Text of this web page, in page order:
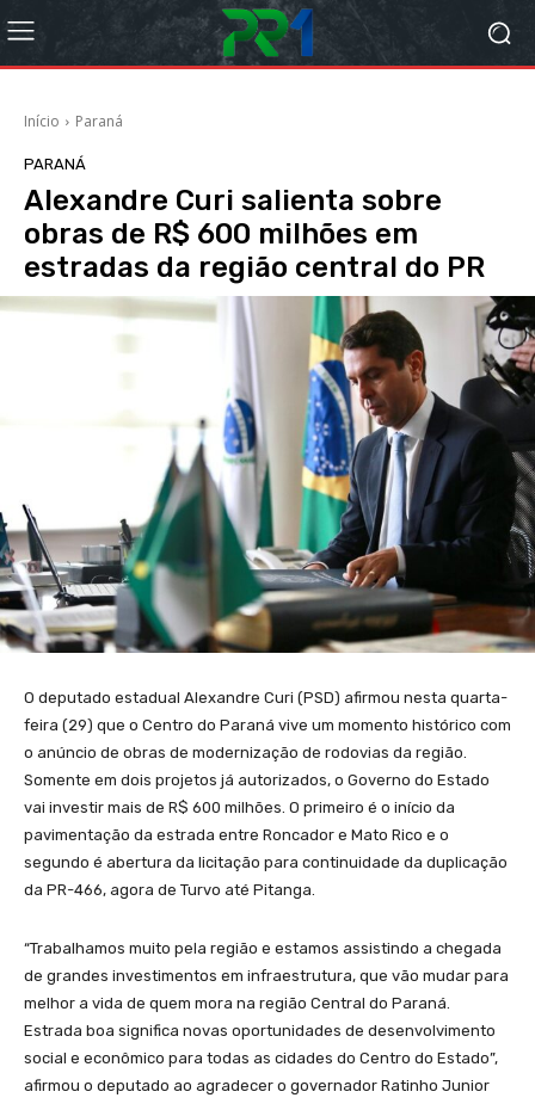
Início Paraná
PARANÁ
Alexandre Curi salienta sobre
obras de R$ 600 milhões em
estradas da região central do PR
O deputado estadual Alexandre Curi (PSD) afirmou nesta quarta-
feira (29) que o Centro do Paraná vive um momento histórico com
o anúncio de obras de modernização de rodovias da região.
Somente em dois projetos já autorizados, o Governo do Estado
vai investir mais de R$ 600 milhões. O primeiro é o início da
pavimentação da estrada entre Roncador e Mato Rico e o
segundo é abertura da licitação para continuidade da duplicação
da PR-466, agora de Turvo até Pitanga.
“Trabalhamos muito pela região e estamos assistindo a chegada
de grandes investimentos em infraestrutura, que vão mudar para
melhor a vida de quem mora na região Central do Paraná.
Estrada boa significa novas oportunidades de desenvolvimento
social e econômico para todas as cidades do Centro do Estado”,
afirmou o deputado ao agradecer o governador Ratinho Junior